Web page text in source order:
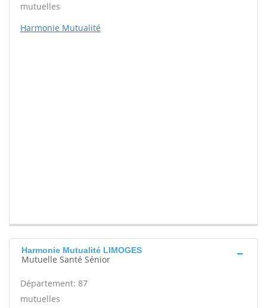
mutuelles
Harmonie Mutualité
Harmonie Mutualité LIMOGES
Mutuelle Santé Sénior
Département: 87
mutuelles